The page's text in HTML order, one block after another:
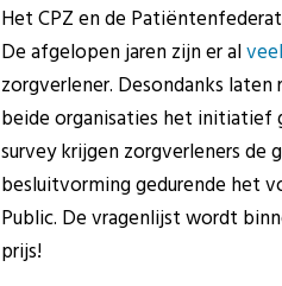
Het CPZ en de
De afgelopen jaren zijn er al
zorgverlener. Desondanks
beide organisaties het
survey krijgen zorgverleners de
besluitvorming gedurende het
Public. De vragenlijst wordt
prijs!